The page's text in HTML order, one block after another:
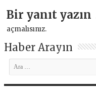
Bir yanıt yazın
açmalısınız.
Haber Arayın